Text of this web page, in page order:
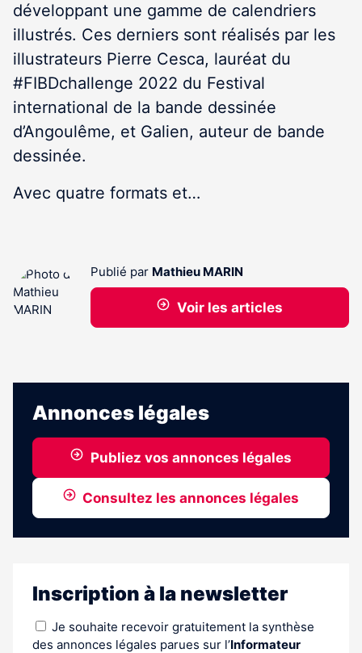
développant une gamme de calendriers
illustrés. Ces derniers sont réalisés par les
illustrateurs Pierre Cesca, lauréat du
#FIBDchallenge 2022 du Festival
international de la bande dessinée
d’Angoulême, et Galien, auteur de bande
dessinée.
Avec quatre formats et…
Publié par Mathieu MARIN
Voir les articles
Annonces légales
Publiez vos annonces légales
Consultez les annonces légales
Inscription à la newsletter
Je souhaite recevoir gratuitement la synthèse
des annonces légales parues sur l’Informateur